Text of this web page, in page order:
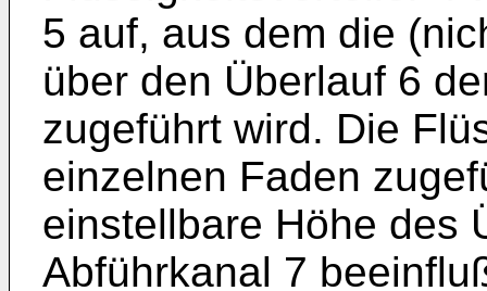
5 auf, aus dem die
über den Überlauf 6
zugeführt wird. Die
einzelnen Faden
einstellbare Höhe des
Abführkanal 7